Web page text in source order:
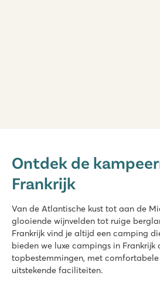
Frankrijk - Noord-Frankrijk - Picardië -
★ ★ ★ ★
Leuk overdekt zwembad met
Stacaravans staan op ruime
Gelegen aan de Aisne rivier
Domaine de la Yole
Domaine de la Yole
Frankrijk - Zuid-Frankrijk - Languedoc-
Ontdek de
Frankrijk
Van de Atlantische kust tot aan de
glooiende wijnvelden tot ruige
Frankrijk vind je altijd een camping
bieden we luxe campings in Frankrijk
topbestemmingen, met
uitstekende faciliteiten.